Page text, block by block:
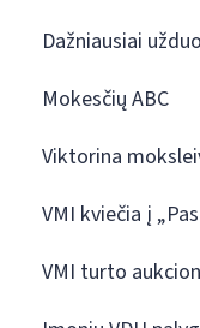
Dažniausiai
Mokesčių ABC
Viktorina
VMI kviečia į
VMI turto